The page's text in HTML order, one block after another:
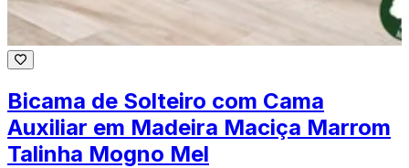
Bicama de Solteiro com Cama
Auxiliar em Madeira Maciça Marrom
Talinha Mogno Mel